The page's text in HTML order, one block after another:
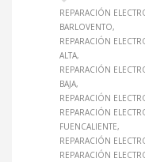
REPARACIÓN
BARLOVENTO
REPARACIÓN
ALTA
REPARACIÓN
BAJA
REPARACIÓN
REPARACIÓN
FUENCALIENTE
REPARACIÓN
REPARACIÓN